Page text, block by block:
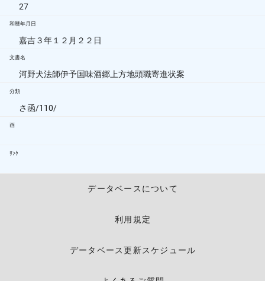
27
和暦年月日
嘉吉３年１２月２２日
文書名
河野犬法師伊予国味酒郷上方地頭職寄進状案
分類
さ函/110/
画
ﾘﾝｸ
データベースについて
利用規定
データベース更新スケジュール